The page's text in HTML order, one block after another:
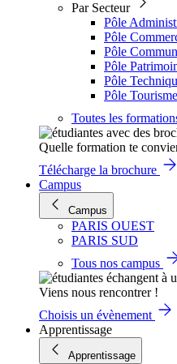
Par Secteur
Pôle
Pôle
Pôle
Pôle
Pôle
Pôle
Toutes les
Quelle formation te
Télécharge la brochure
Campus
Campus
PARIS OUEST
PARIS SUD
Tous nos campus
Viens nous rencontrer !
Choisis un évènement
Apprentissage
Apprentissage